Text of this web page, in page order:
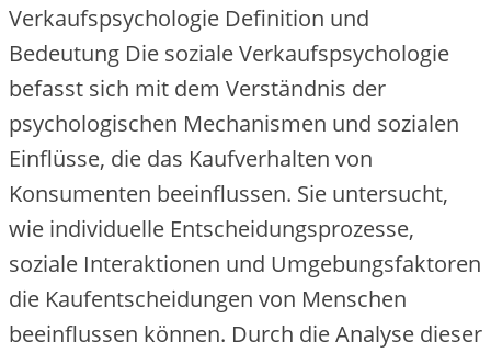
Verkaufspsychologie Definition und
Bedeutung Die soziale Verkaufspsychologie
befasst sich mit dem Verständnis der
psychologischen Mechanismen und sozialen
Einflüsse, die das Kaufverhalten von
Konsumenten beeinflussen. Sie untersucht,
wie individuelle Entscheidungsprozesse,
soziale Interaktionen und Umgebungsfaktoren
die Kaufentscheidungen von Menschen
beeinflussen können. Durch die Analyse dieser